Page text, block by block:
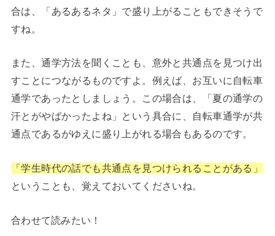
合は、「あるあるネタ」で盛り上がることもできそうで
すね。
また、通学方法を聞くことも、意外と共通点を見つけ出
すことにつながるものですよ。例えば、お互いに自転車
通学であったとしましょう。この場合は、「夏の通学の
汗とがやばかったよね」という具合に、自転車通学が共
通点であるがゆえに盛り上がれる場合もあるのです。
「学生時代の話でも共通点を見つけられることがある」
ということも、覚えておいてくださいね。
合わせて読みたい！